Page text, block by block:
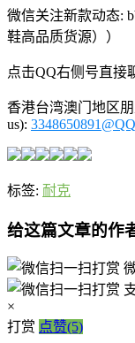
微信关注新款动态:
鞋高品质货源））
点击QQ右侧号直接
香港台湾澳门地区朋
us):
标签: 耐克
给这篇文章的作
×
打赏 点赞(5)